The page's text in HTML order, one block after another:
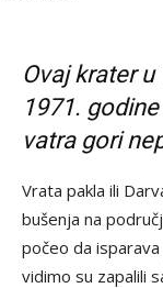
Ovaj krater
1971.
vatra gori
Vrata pakla ili
bušenja na
počeo da
vidimo su zapalili